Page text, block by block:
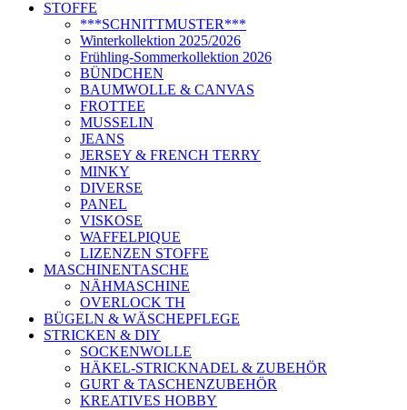
STOFFE
***SCHNITTMUSTER***
Winterkollektion 2025/2026
Frühling-Sommerkollektion 2026
BÜNDCHEN
BAUMWOLLE & CANVAS
FROTTEE
MUSSELIN
JEANS
JERSEY & FRENCH TERRY
MINKY
DIVERSE
PANEL
VISKOSE
WAFFELPIQUE
LIZENZEN STOFFE
MASCHINENTASCHE
NÄHMASCHINE
OVERLOCK TH
BÜGELN & WÄSCHEPFLEGE
STRICKEN & DIY
SOCKENWOLLE
HÄKEL-STRICKNADEL & ZUBEHÖR
GURT & TASCHENZUBEHÖR
KREATIVES HOBBY